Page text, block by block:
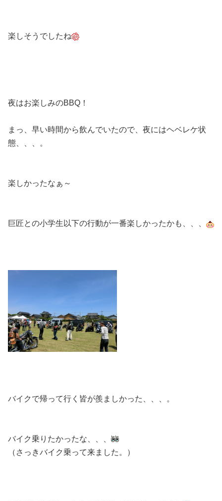
楽しそうでしたね
夜はお楽しみのBBQ！
まっ、早い時間から飲んでいたので、夜にはヘベレケ状
態、、、。
楽しかったなぁ～
巨匠との小学生以下の行動が一番楽しかったかも、、、
バイクで帰って行く皆が羨ましかった、、、。
バイク乗りたかったな、、、
（さっきバイク乗って来ました。）